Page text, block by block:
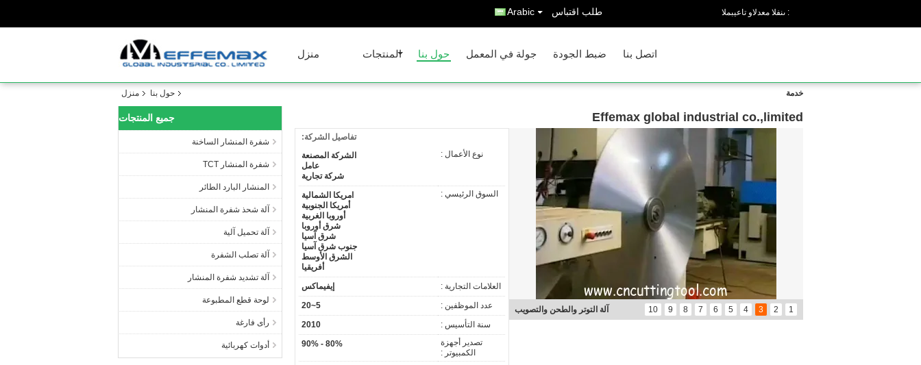
المبيعات والدعم الفنى : طلب اقتباس Arabic
منزل المنتجات حول بنا جولة في المعمل ضبط الجودة اتصل بنا
منزل حول بنا خدمة
جميع المنتجات
شفرة المنشار الساخنة
شفرة المنشار TCT
المنشار البارد الطائر
آلة شحذ شفرة المنشار
آلة تحميل آلية
آلة تصلب الشفرة
آلة تشديد شفرة المنشار
لوحة قطع المطبوعة
رأى فارغة
أدوات كهربائية
Effemax global industrial co.,limited
1
2
3
4
5
6
7
8
9
10 التسطيح
تفاصيل الشركة:
نوع الأعمال :
الشركة المصنعة
عامل
شركة تجارية
السوق الرئيسي :
امريكا الشمالية
أمريكا الجنوبية
أوروبا الغربية
شرق أوروبا
شرق آسيا
جنوب شرق آسيا
الشرق الأوسط
أفريقيا
العلامات التجارية :
إيفيماكس
عدد الموظفين :
5~20
سنة التأسيس :
2010
تصدير أجهزة
الكمبيوتر :
80% - 90%